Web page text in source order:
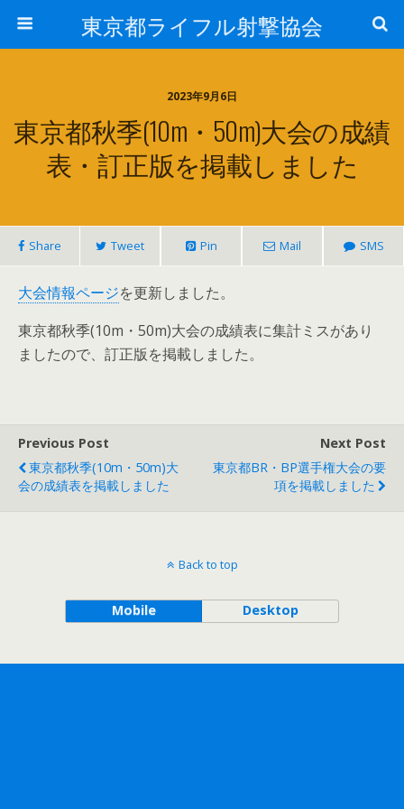
東京都ライフル射撃協会
2023年9月6日
東京都秋季(10m・50m)大会の成績
表・訂正版を掲載しました
Share Tweet Pin Mail SMS
大会情報ページを更新しました。
東京都秋季(10m・50m)大会の成績表に集計ミスがあり
ましたので、訂正版を掲載しました。
Previous Post
東京都秋季(10m・50m)大
会の成績表を掲載しました
Next Post
東京都BR・BP選手権大会の要
項を掲載しました
Back to top
Mobile Desktop